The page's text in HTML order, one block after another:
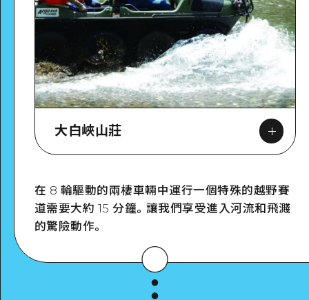
大白峽山莊
Google Maps
在 8 輪驅動的兩棲車輛中運行一個特殊的越野賽
道需要大約 15 分鐘。讓我們享受進入河流和飛濺
的驚險動作。